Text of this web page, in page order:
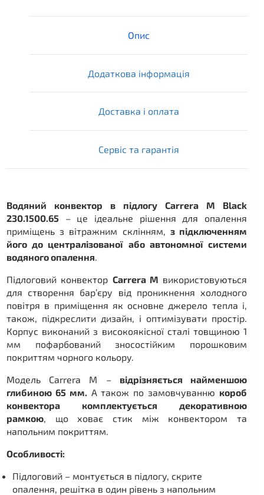
Опис
Додаткова інформація
Доставка і оплата
Сервіс та гарантія
Водяний конвектор в підлогу Carrera M Black
230.1500.65 – це ідеальне рішення для опалення
приміщень з вітражним склінням, з підключенням
його до централізованої або автономної системи
водяного опалення
Підлоговий конвектор Carrera M використовуються
для створення бар’єру від проникнення холодного
повітря в приміщення як основне джерело тепла і,
також, підкреслити дизайн, і оптимізувати простір.
Корпус виконаний з високоякісної сталі товщиною 1
мм пофарбований зносостійким порошковим
покриттям чорного кольору.
Модель Carrera M – відрізняється найменшою
глибиною 65 мм. А також по замовчуванню короб
конвектора комплектується декоративною
рамкою , що ховає стик між конвектором та
напольним покриттям.
Особливості:
Підлоговий – монтується в підлогу, скрите
опалення, решітка в один рівень з напольним